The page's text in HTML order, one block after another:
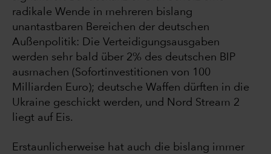
radikale Wende in mehreren bislang
unantastbaren Bereichen der deutschen
Außenpolitik: Die Verteidigungsausgaben
werden sehr bald über 2% des deutschen BIP
ausmachen (Sofortinvestitionen von 100
Milliarden Euro); deutsche Waffen dürften in die
Ukraine geschickt werden, und Nord Stream 2
liegt auf Eis.
Erstaunlicherweise hat auch die bislang immer